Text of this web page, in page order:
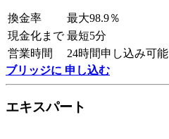
換金率
最大98.9％
現金化まで 最短5分
営業時間
24時間申し込み可能
ブリッジに 申し込む
エキスパート